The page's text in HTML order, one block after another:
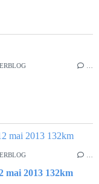
mai 2013 132km